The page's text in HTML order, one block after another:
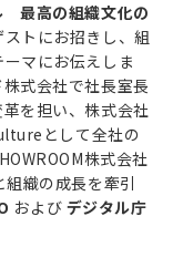
最高の組織文化の
ストにお招きし、組
マにお伝えしま
式会社で社長室長
を担い、株式会社
として全社の
株式会社
織の成長を牽引
および デジタル庁